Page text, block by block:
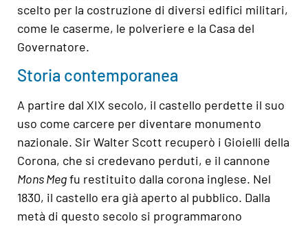
scelto per la costruzione di diversi edifici militari,
come le caserme, le polveriere e la Casa del
Governatore.
Storia contemporanea
A partire dal XIX secolo, il castello perdette il suo
uso come carcere per diventare monumento
nazionale. Sir Walter Scott recuperò i Gioielli della
Corona, che si credevano perduti, e il cannone
Mons Megfu restituito dalla corona inglese. Nel
1830, il castello era già aperto al pubblico. Dalla
metà di questo secolo si programmarono